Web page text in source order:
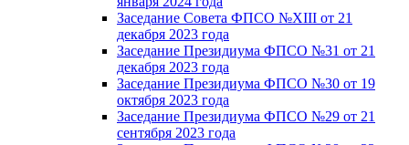
Заседание Совета ФПСО №XIII от 21
декабря 2023 года
Заседание Президиума ФПСО №31 от 21
декабря 2023 года
Заседание Президиума ФПСО №30 от 19
октября 2023 года
Заседание Президиума ФПСО №29 от 21
сентября 2023 года